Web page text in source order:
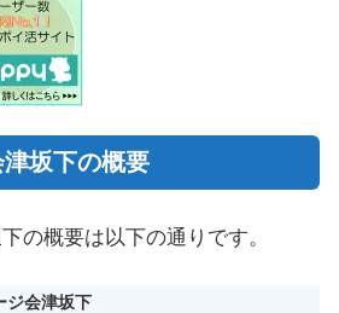
坂下の概要
の概要は以下の通りです。
ジ会津坂下